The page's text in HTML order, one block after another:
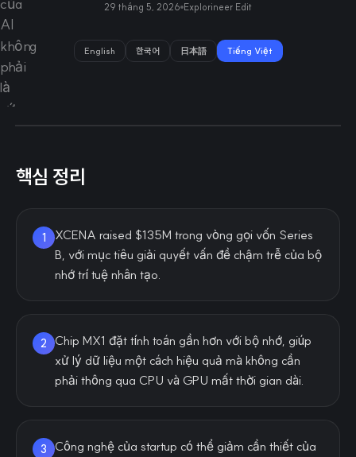
29 tháng 5, 2026 Explorineer Edit
English 한국어 日本語 Tiếng Việt
핵심 정리
1
XCENA raised $135M trong vòng gọi vốn Series
B, với mục tiêu giải quyết vấn đề chậm trễ của bộ
nhớ trí tuệ nhân tạo.
2
Chip MX1 đặt tính toán gần hơn với bộ nhớ, giúp
xử lý dữ liệu một cách hiệu quả mà không cần
phải thông qua CPU và GPU mất thời gian dài.
3
Công nghệ của startup có thể giảm cần thiết của